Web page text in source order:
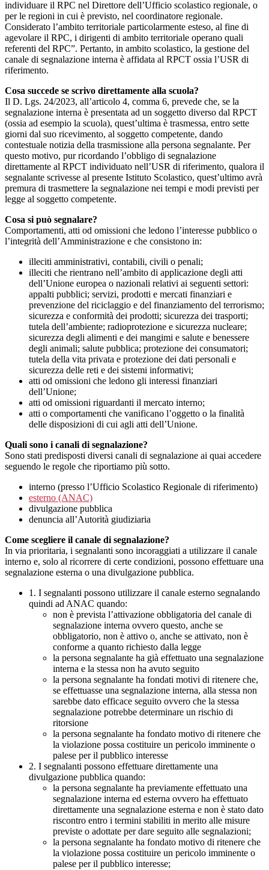
individuare il RPC nel Direttore dell’Ufficio scolastico regionale, o
per le regioni in cui è previsto, nel coordinatore regionale.
Considerato l’ambito territoriale particolarmente esteso, al fine di
agevolare il RPC, i dirigenti di ambito territoriale operano quali
referenti del RPC”. Pertanto, in ambito scolastico, la gestione del
canale di segnalazione interna è affidata al RPCT ossia l’USR di
riferimento.
Cosa succede se scrivo direttamente alla scuola?
Il D. Lgs. 24/2023, all’articolo 4, comma 6, prevede che, se la
segnalazione interna è presentata ad un soggetto diverso dal RPCT
(ossia ad esempio la scuola), quest’ultima è trasmessa, entro sette
giorni dal suo ricevimento, al soggetto competente, dando
contestuale notizia della trasmissione alla persona segnalante. Per
questo motivo, pur ricordando l’obbligo di segnalazione
direttamente al RPCT individuato nell’USR di riferimento, qualora il
segnalante scrivesse al presente Istituto Scolastico, quest’ultimo avrà
premura di trasmettere la segnalazione nei tempi e modi previsti per
legge al soggetto competente.
Cosa si può segnalare?
Comportamenti, atti od omissioni che ledono l’interesse pubblico o
l’integrità dell’Amministrazione e che consistono in:
illeciti amministrativi, contabili, civili o penali;
illeciti che rientrano nell’ambito di applicazione degli atti
dell’Unione europea o nazionali relativi ai seguenti settori:
appalti pubblici; servizi, prodotti e mercati finanziari e
prevenzione del riciclaggio e del finanziamento del terrorismo;
sicurezza e conformità dei prodotti; sicurezza dei trasporti;
tutela dell’ambiente; radioprotezione e sicurezza nucleare;
sicurezza degli alimenti e dei mangimi e salute e benessere
degli animali; salute pubblica; protezione dei consumatori;
tutela della vita privata e protezione dei dati personali e
sicurezza delle reti e dei sistemi informativi;
atti od omissioni che ledono gli interessi finanziari
dell’Unione;
atti od omissioni riguardanti il mercato interno;
atti o comportamenti che vanificano l’oggetto o la finalità
delle disposizioni di cui agli atti dell’Unione.
Quali sono i canali di segnalazione?
Sono stati predisposti diversi canali di segnalazione ai quai accedere
seguendo le regole che riportiamo più sotto.
interno (presso l’Ufficio Scolastico Regionale di riferimento)
esterno (ANAC)
divulgazione pubblica
denuncia all’Autorità giudiziaria
Come scegliere il canale di segnalazione?
In via prioritaria, i segnalanti sono incoraggiati a utilizzare il canale
interno e, solo al ricorrere di certe condizioni, possono effettuare una
segnalazione esterna o una divulgazione pubblica.
1. I segnalanti possono utilizzare il canale esterno segnalando
quindi ad ANAC quando:
non è prevista l’attivazione obbligatoria del canale di
segnalazione interna ovvero questo, anche se
obbligatorio, non è attivo o, anche se attivato, non è
conforme a quanto richiesto dalla legge
la persona segnalante ha già effettuato una segnalazione
interna e la stessa non ha avuto seguito
la persona segnalante ha fondati motivi di ritenere che,
se effettuasse una segnalazione interna, alla stessa non
sarebbe dato efficace seguito ovvero che la stessa
segnalazione potrebbe determinare un rischio di
ritorsione
la persona segnalante ha fondato motivo di ritenere che
la violazione possa costituire un pericolo imminente o
palese per il pubblico interesse
2. I segnalanti possono effettuare direttamente una
divulgazione pubblica quando:
la persona segnalante ha previamente effettuato una
segnalazione interna ed esterna ovvero ha effettuato
direttamente una segnalazione esterna e non è stato dato
riscontro entro i termini stabiliti in merito alle misure
previste o adottate per dare seguito alle segnalazioni;
la persona segnalante ha fondato motivo di ritenere che
la violazione possa costituire un pericolo imminente o
palese per il pubblico interesse;